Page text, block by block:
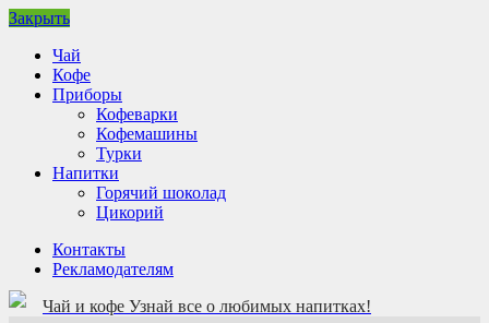
Закрыть
Чай
Кофе
Приборы
Кофеварки
Кофемашины
Турки
Напитки
Горячий шоколад
Цикорий
Контакты
Рекламодателям
Чай и кофе Узнай все о любимых напитках!